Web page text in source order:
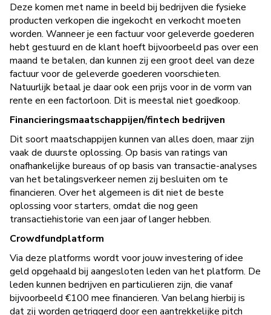
Deze komen met name in beeld bij bedrijven die fysieke
producten verkopen die ingekocht en verkocht moeten
worden. Wanneer je een factuur voor geleverde goederen
hebt gestuurd en de klant hoeft bijvoorbeeld pas over een
maand te betalen, dan kunnen zij een groot deel van deze
factuur voor de geleverde goederen voorschieten.
Natuurlijk betaal je daar ook een prijs voor in de vorm van
rente en een factorloon. Dit is meestal niet goedkoop.
Financieringsmaatschappijen/fintech bedrijven
Dit soort maatschappijen kunnen van alles doen, maar zijn
vaak de duurste oplossing. Op basis van ratings van
onafhankelijke bureaus of op basis van transactie-analyses
van het betalingsverkeer nemen zij besluiten om te
financieren. Over het algemeen is dit niet de beste
oplossing voor starters, omdat die nog geen
transactiehistorie van een jaar of langer hebben.
Crowdfundplatform
Via deze platforms wordt voor jouw investering of idee
geld opgehaald bij aangesloten leden van het platform. De
leden kunnen bedrijven en particulieren zijn, die vanaf
bijvoorbeeld €100 mee financieren. Van belang hierbij is
dat zij worden getriggerd door een aantrekkelijke pitch